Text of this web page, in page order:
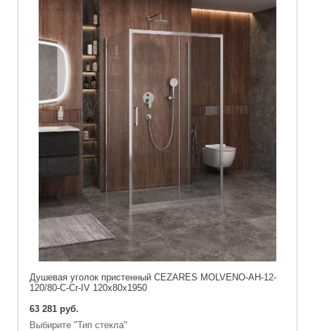
Душевая уголок пристенный CEZARES MOLVENO-AH-12-
120/80-C-Cr-IV 120x80x1950
63 281 руб.
Выбирите "Тип стекла"